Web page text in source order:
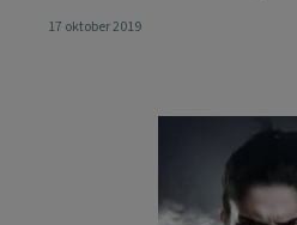
17 oktober 2019